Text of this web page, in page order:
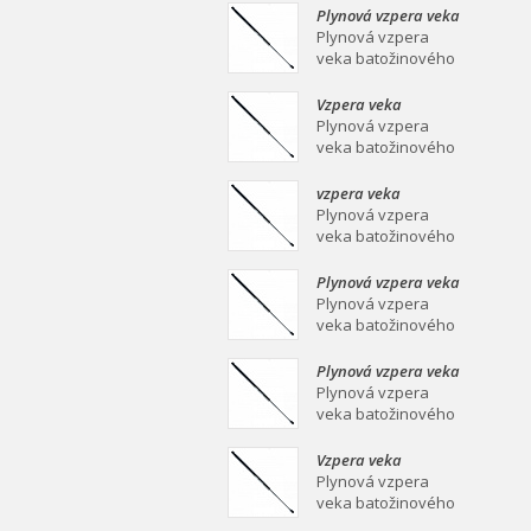
mm Plynová vzpera
veka batožinového
priestoru Ei
Plynová vzpera veka
batožinového
priestoru 639/258
Plynová vzpera
veka batožinového
mm Plynová vzpera
veka batožinového
priestoru Ei
Vzpera veka
batožinového
priestoru 387/139
Plynová vzpera
veka batožinového
mm Plynová vzpera
veka batožinového
priestoru Ei
vzpera veka
batožinového
priestoru 558/253
Plynová vzpera
veka batožinového
mm Plynová vzpera
veka batožinového
priestoru Ei
Plynová vzpera veka
batožinového
priestoru 549/219
Plynová vzpera
veka batožinového
mm Plynová vzpera
veka batožinového
priestoru Ei
Plynová vzpera veka
batožinového
priestoru 467/160
Plynová vzpera
veka batožinového
mm Plynová vzpera
veka batožinového
priestoru Ei
Vzpera veka
batožinového
priestoru 475/180
Plynová vzpera
veka batožinového